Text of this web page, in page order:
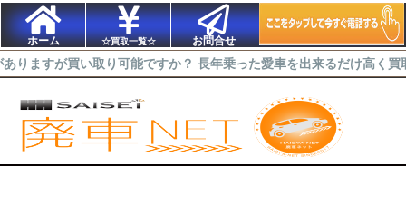
ホーム ☆買取一覧☆ お問合せ
り可能ですか？ 長年乗った愛車を出来るだけ高く買取ってほしい